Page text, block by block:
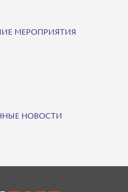
МЕРОПРИЯТИЯ
НОВОСТИ